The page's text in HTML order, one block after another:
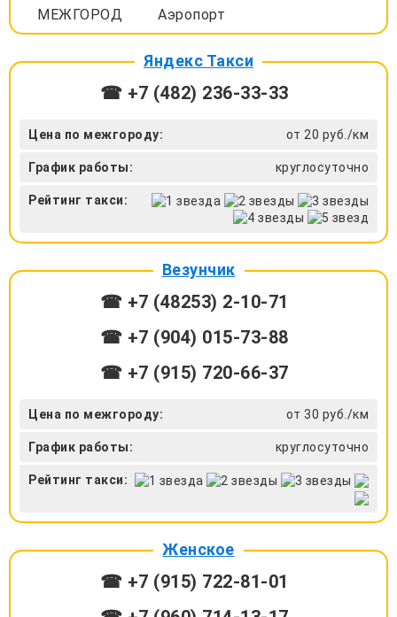
МЕЖГОРОД Аэропорт
Яндекс Такси
☎ +7 (482) 236-33-33
Цена по межгороду: от 20 руб./км
График работы: круглосуточно
Рейтинг такси:
Везунчик
☎ +7 (48253) 2-10-71
☎ +7 (904) 015-73-88
☎ +7 (915) 720-66-37
Цена по межгороду: от 30 руб./км
График работы: круглосуточно
Рейтинг такси:
Женское
☎ +7 (915) 722-81-01